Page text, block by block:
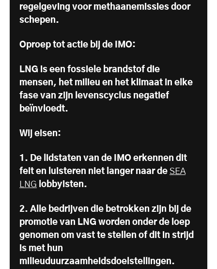
regelgeving voor methaanemissies door
schepen.
Oproep tot actie bij de IMO:
LNG is een fossiele brandstof die
mensen, het milieu en het klimaat in elke
fase van zijn levenscyclus negatief
beïnvloedt.
Wij eisen:
1. De lidstaten van de IMO erkennen dit
feit en luisteren niet langer naar de SEA
LNG lobbyisten.
2. Alle bedrijven die betrokken zijn bij de
promotie van LNG worden onder de loep
genomen om vast te stellen of dit in strijd
is met hun
milieuduurzaamheidsdoelstellingen.